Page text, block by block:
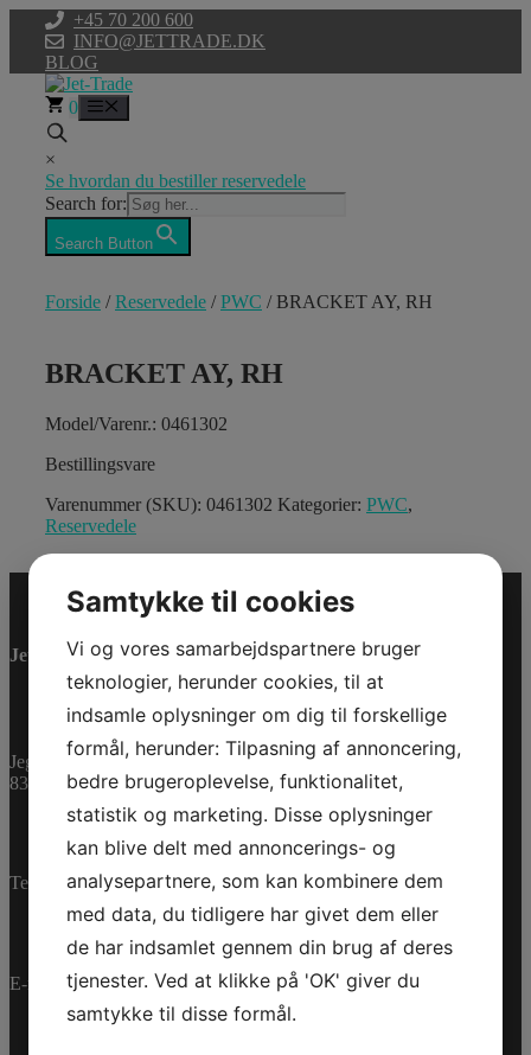
indhold
+45 70 200 600
INFO@JETTRADE.DK
BLOG
0
×
Se hvordan du bestiller reservedele
Search for:
Search Button
Forside /Reservedele /PWC / BRACKET AY, RH
BRACKET AY, RH
Model/Varenr.: 0461302
Bestillingsvare
Varenummer (SKU): 0461302 Kategorier: PWC,
Reservedele
Jet-Trade Powersport
Jegstrupvej 280
8361 Hasselager
Telefon:+45 70 200 600
E-mail:info@jettrade.dk
Samtykke til cookies
Vi og vores samarbejdspartnere bruger
teknologier, herunder cookies, til at
indsamle oplysninger om dig til forskellige
formål, herunder: Tilpasning af annoncering,
bedre brugeroplevelse, funktionalitet,
statistik og marketing. Disse oplysninger
kan blive delt med annoncerings- og
analysepartnere, som kan kombinere dem
med data, du tidligere har givet dem eller
de har indsamlet gennem din brug af deres
tjenester. Ved at klikke på 'OK' giver du
samtykke til disse formål.